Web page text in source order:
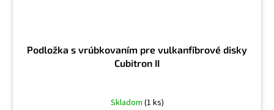
Podložka s vrúbkovaním pre vulkanfíbrové disky
Cubitron II
Skladom (1 ks)